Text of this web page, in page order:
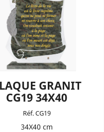
GRANIT
CG19 34X40
Réf. CG19
34X40 cm